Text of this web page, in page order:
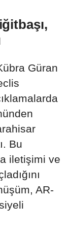
Güran
Bu
iletişimi ve
AR-